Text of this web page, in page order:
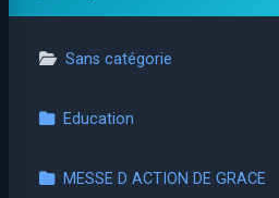
Sans catégorie
Education
MESSE D ACTION DE GRACE